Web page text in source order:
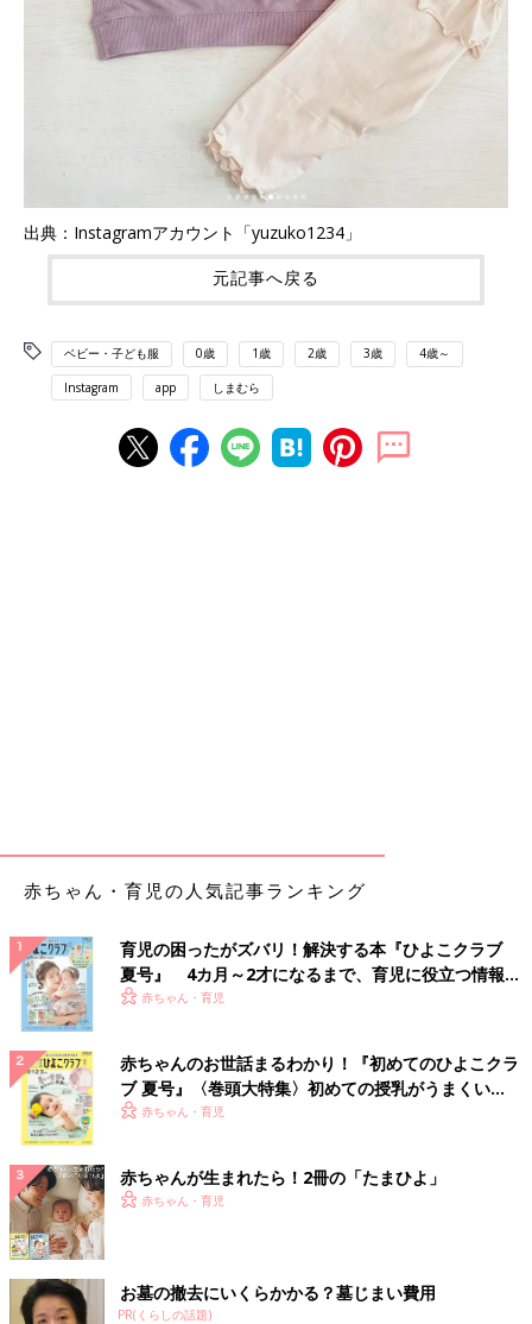
出典：Instagramアカウント「yuzuko1234」
元記事へ戻る
ベビー・子ども服 0歳 1歳 2歳 3歳 4歳～
Instagram app しまむら
赤ちゃん・育児の人気記事ランキング
育児の困ったがズバリ！解決する本『ひよこクラブ
夏号』 4カ月～2才になるまで、育児に役立つ情報が
いっぱい！
赤ちゃん・育児
赤ちゃんのお世話まるわかり！『初めてのひよこクラ
ブ 夏号』〈巻頭大特集〉初めての授乳がうまくい
く！ おっぱい・ミルクの基本と夏のトラブル 解決テ
赤ちゃん・育児
赤ちゃんが生まれたら！2冊の「たまひよ」
赤ちゃん・育児
お墓の撤去にいくらかかる？墓じまい費用
PR(くらしの話題)